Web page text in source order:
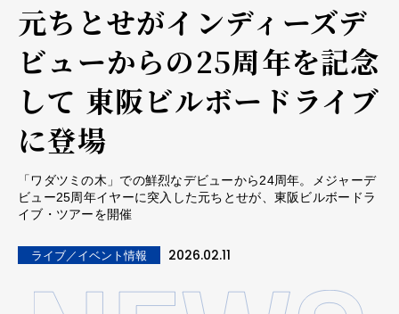
元ちとせがインディーズデ
ビューからの25周年を記念
して 東阪ビルボードライブ
に登場
「ワダツミの木」での鮮烈なデビューから24周年。メジャーデ
ビュー25周年イヤーに突入した元ちとせが、東阪ビルボードラ
イブ・ツアーを開催
ライブ／イベント情報 2026.02.11